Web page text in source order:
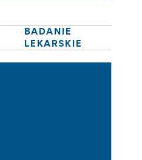
BADANIE
LEKARSKIE